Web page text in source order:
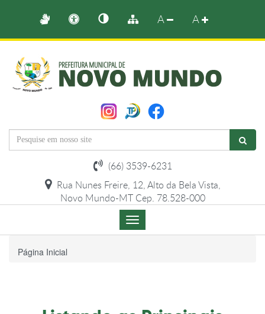
A A
(66) 3539-6231
Rua Nunes Freire, 12, Alto da Bela Vista,
Novo Mundo-MT Cep. 78.528-000
Menu
de
Página Inicial